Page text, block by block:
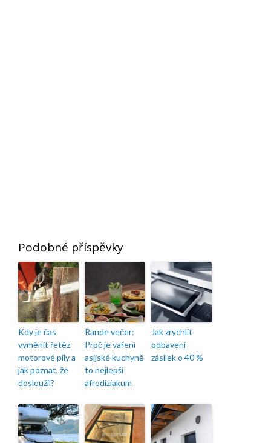
Podobné příspěvky
Kdy je čas
vyměnit řetěz
motorové pily a
jak poznat, že
dosloužil?
Rande večer:
Proč je vaření
asijské kuchyně
to nejlepší
afrodiziakum
Jak zrychlit
odbavení
zásilek o 40 %